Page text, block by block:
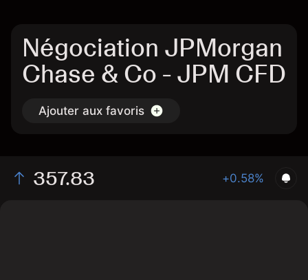
Négociation JPMorgan
Chase & Co - JPM CFD
Ajouter aux favoris
357.83 +0.58%